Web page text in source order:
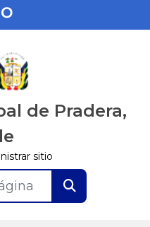
de Pradera,
sitio